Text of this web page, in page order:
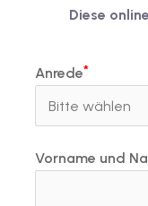
Diese
Anrede
Vorname und